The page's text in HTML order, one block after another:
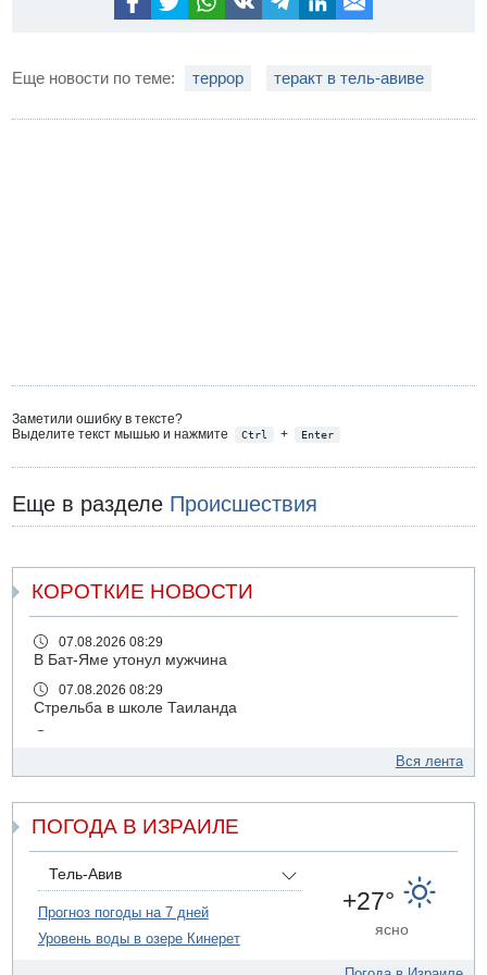
Еще новости по теме: террор теракт в тель-авиве
Заметили ошибку в тексте?
Выделите текст мышью и нажмите
Ctrl + Enter
Еще в разделе Происшествия
КОРОТКИЕ НОВОСТИ
07.08.2026 08:29
В Бат-Яме утонул мужчина
07.08.2026 08:29
Стрельба в школе Таиланда
Саудовская Аравия сообщает о нападении хуситов
06.08.2026 13:43
И еще иранские агенты
06.08.2026 13:13
Арестованы двое подозреваемых в стрельбе по
электрической компании
06.08.2026 13:07
Вся лента
ПОГОДА В ИЗРАИЛЕ
Тель-Авив
Прогноз погоды на 7 дней
Уровень воды в озере Кинерет
+27°
ясно